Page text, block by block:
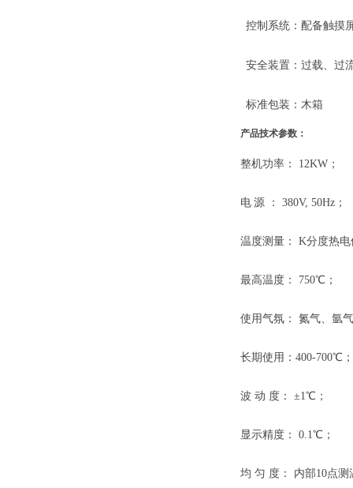
控制系统：配备触摸
安全装置：过载、过
标准包装：木箱
产品技术参数 ：
整机功率： 12KW；
电 源 ： 380V, 50Hz；
温度测量： K分度热电
最高温度 ： 750℃；
使用气氛： 氮气、氩
长期使用： 400-700℃；
波 动 度： ±1℃；
显示精度： 0.1℃；
均 匀 度： 内部10点测